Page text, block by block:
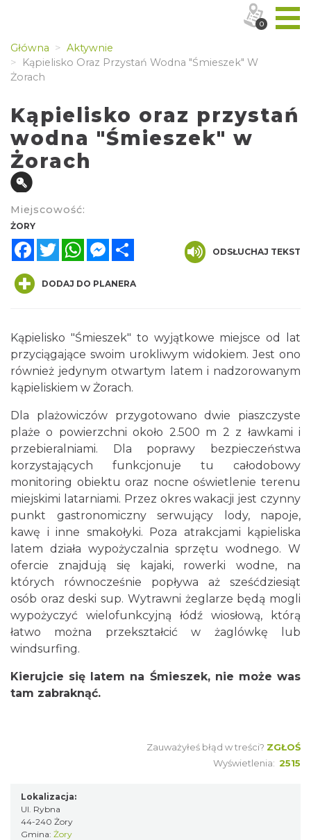
Główna
Aktywnie
Kąpielisko Oraz Przystań Wodna "Śmieszek" W
Żorach
Kąpielisko oraz przystań
wodna "Śmieszek" w
Żorach
Miejscowość:
ŻORY
FacebookTwitterWhatsAppMessenger
ODSŁUCHAJ TEKST
DODAJ DO PLANERA
Kąpielisko "Śmieszek" to wyjątkowe miejsce od lat
przyciągające swoim urokliwym widokiem. Jest ono
również jedynym otwartym latem i nadzorowanym
kąpieliskiem w Żorach.
Dla plażowiczów przygotowano dwie piaszczyste
plaże o powierzchni około 2.500 m 2 z ławkami i
przebieralniami. Dla poprawy bezpieczeństwa
korzystających funkcjonuje tu całodobowy
monitoring obiektu oraz nocne oświetlenie terenu
miejskimi latarniami. Przez okres wakacji jest czynny
punkt gastronomiczny serwujący lody, napoje,
kawę i inne smakołyki. Poza atrakcjami kąpieliska
latem działa wypożyczalnia sprzętu wodnego. W
ofercie znajdują się kajaki, rowerki wodne, na
których równocześnie popływa aż sześćdziesiąt
osób oraz deski sup. Wytrawni żeglarze będą mogli
wypożyczyć wielofunkcyjną łódź wiosłową, którą
łatwo można przekształcić w żaglówkę lub
windsurfing.
Kierujcie się latem na Śmieszek, nie może was
tam zabraknąć.
Zauważyłeś błąd w treści? ZGŁOŚ
Wyświetlenia: 2515
Lokalizacja:
Ul. Rybna
44-240 Żory
Gmina: Żory
0